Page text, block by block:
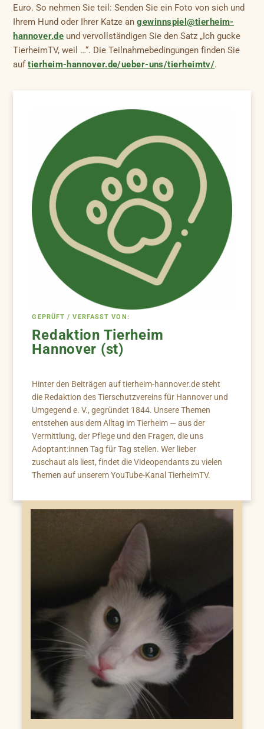
Euro. So nehmen Sie teil: Senden Sie ein Foto von sich und
Ihrem Hund oder Ihrer Katze angewinnspiel@tierheim-
hannover.de und vervollständigen Sie den Satz „Ich gucke
TierheimTV, weil …“. Die Teilnahmebedingungen finden Sie
auftierheim-hannover.de/ueber-uns/tierheimtv/.
GEPRÜFT / VERFASST VON:
Redaktion Tierheim
Hannover (st)
Hinter den Beiträgen auf tierheim-hannover.de steht
die Redaktion des Tierschutzvereins für Hannover und
Umgegend e. V., gegründet 1844. Unsere Themen
entstehen aus dem Alltag im Tierheim — aus der
Vermittlung, der Pflege und den Fragen, die uns
Adoptant:innen Tag für Tag stellen. Wer lieber
zuschaut als liest, findet die Videopendants zu vielen
Themen auf unserem YouTube-Kanal TierheimTV.